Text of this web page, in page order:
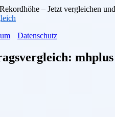
– Jetzt vergleichen
Datenschutz